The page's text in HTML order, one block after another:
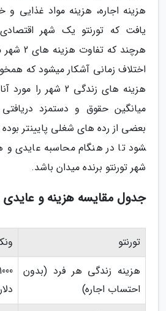
هزینه اجاره، هزینه مواد غذایی
یافت که تورنتو یک شهر
هرچند
اختلاف زمانی آشکار می­شود که
هزینه­ های زندگی 2
میانگین حقوق و دستمزد
شود تا در هنگام محاسبه عایدی و
شهر تورنتو برنده میدان باشد.
جدول مقایسه هزینه و عایدی
تورنتو
هزینه زندگی هر فرد (بدون
احتساب اجاره)